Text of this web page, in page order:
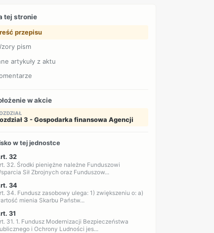
tej stronie
przepisu
pism
artykuły z aktu
w akcie
3 - Gospodarka finansowa Agencji
w tej jednostce
32
32. Środki pieniężne należne Funduszowi
Sił Zbrojnych oraz Funduszow...
34
34. Fundusz zasobowy ulega: 1) zwiększeniu o: a)
mienia Skarbu Państw...
31
31. 1. Fundusz Modernizacji Bezpieczeństwa
i Ochrony Ludności jes...